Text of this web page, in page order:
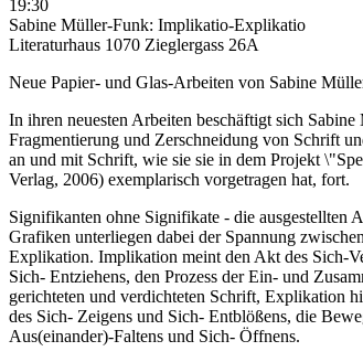
19:30
Sabine Müller-Funk: Implikatio-Explikatio
Literaturhaus 1070 Zieglergass 26A
Neue Papier- und Glas-Arbeiten von Sabine
In ihren neuesten Arbeiten beschäftigt sich
Fragmentierung und Zerschneidung von Schrift
an und mit Schrift, wie sie sie in dem Projekt
Verlag, 2006) exemplarisch vorgetragen hat, fort.
Signifikanten ohne Signifikate - die ausgestellten
Grafiken unterliegen dabei der Spannung
Explikation. Implikation meint den Akt des Sich-
Sich- Entziehens, den Prozess der Ein- und
gerichteten und verdichteten Schrift, Explikation
des Sich- Zeigens und Sich- Entblößens, die
Aus(einander)-Faltens und Sich- Öffnens.